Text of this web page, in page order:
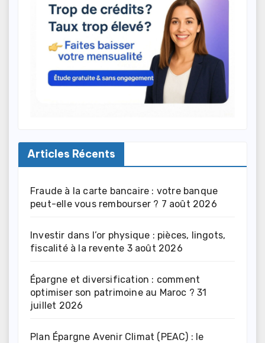
Articles Récents
Fraude à la carte bancaire : votre banque
peut-elle vous rembourser ? 7 août 2026
Investir dans l’or physique : pièces, lingots,
fiscalité à la revente 3 août 2026
Épargne et diversification : comment
optimiser son patrimoine au Maroc ? 31
juillet 2026
Plan Épargne Avenir Climat (PEAC) : le